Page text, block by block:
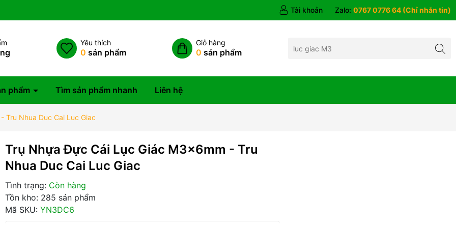
Tài khoản Zalo: 0767 0776 64 (Chỉ nhắn tin)
Yêu thích
0 sản phẩm
Giỏ hàng
0 sản phẩm
phẩm Tìm sản phẩm nhanh Liên hệ
Tru Nhua Duc Cai Luc Giac
Trụ Nhựa Đực Cái Lục Giác M3x6mm - Tru
Nhua Duc Cai Luc Giac
Tình trạng: Còn hàng
Tồn kho: 285 sản phẩm
Mã SKU: YN3DC6